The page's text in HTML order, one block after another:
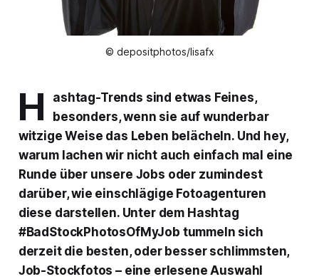
© depositphotos/lisafx
H
ashtag-Trends sind etwas Feines,
besonders, wenn sie auf wunderbar
witzige Weise das Leben belächeln. Und hey,
warum lachen wir nicht auch einfach mal eine
Runde über unsere Jobs oder zumindest
darüber, wie einschlägige Fotoagenturen
diese darstellen. Unter dem Hashtag
#BadStockPhotosOfMyJob tummeln sich
derzeit die besten, oder besser schlimmsten,
Job-Stockfotos – eine erlesene Auswahl